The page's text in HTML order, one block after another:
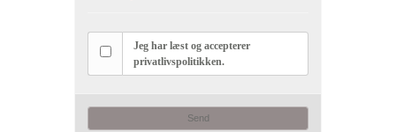
Jeg har læst og accepterer
privatlivspolitikken.
Send